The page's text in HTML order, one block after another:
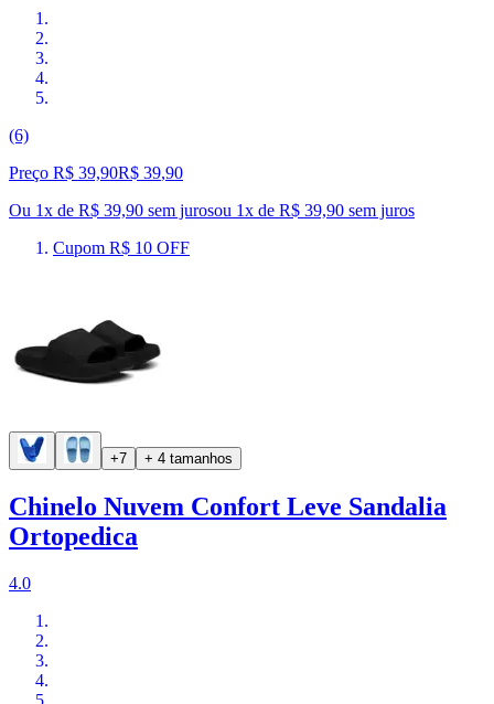
(6)
Preço R$ 39,90R$ 39,90
Ou 1x de R$ 39,90 sem jurosou 1x de R$ 39,90 sem juros
Cupom R$ 10 OFF
+7 + 4 tamanhos
Chinelo Nuvem Confort Leve Sandalia
Ortopedica
4.0